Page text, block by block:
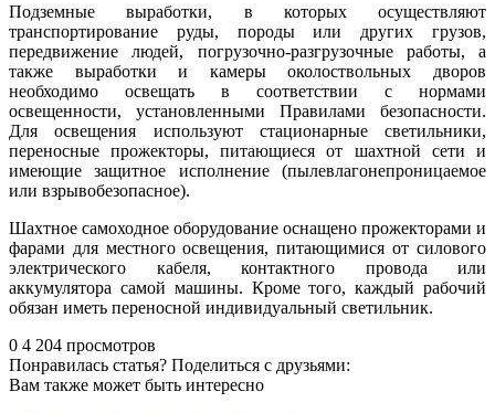
Подземные выработки, в которых осуществляют
транспортирование руды, породы или других грузов,
передвижение людей, погрузочно-разгрузочные работы, а
также выработки и камеры околоствольных дворов
необходимо освещать в соответствии с нормами
освещенности, установленными Правилами безопасности.
Для освещения используют стационарные светильники,
переносные прожекторы, питающиеся от шахтной сети и
имеющие защитное исполнение (пылевлагонепроницаемое
или взрывобезопасное).
Шахтное самоходное оборудование оснащено прожекторами и
фарами для местного освещения, питающимися от силового
электрического кабеля, контактного провода или
аккумулятора самой машины. Кроме того, каждый рабочий
обязан иметь переносной индивидуальный светильник.
0 4 204 просмотров
Понравилась статья? Поделиться с друзьями:
Вам также может быть интересно